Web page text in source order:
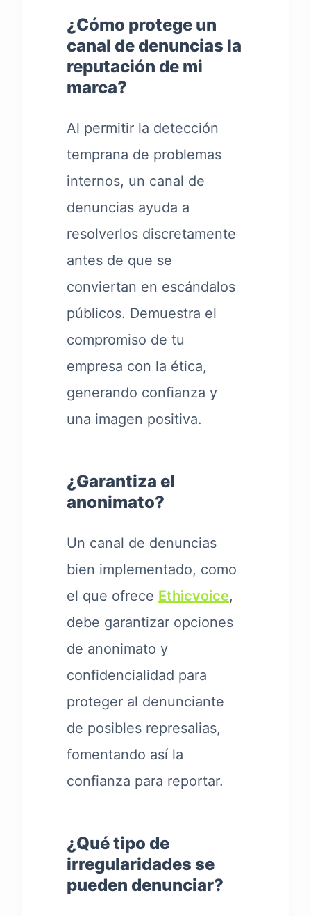
¿Cómo protege un
canal de denuncias la
reputación de mi
marca?
Al permitir la detección
temprana de problemas
internos, un canal de
denuncias ayuda a
resolverlos discretamente
antes de que se
conviertan en escándalos
públicos. Demuestra el
compromiso de tu
empresa con la ética,
generando confianza y
una imagen positiva.
¿Garantiza el
anonimato?
Un canal de denuncias
bien implementado, como
el que ofrece Ethicvoice,
debe garantizar opciones
de anonimato y
confidencialidad para
proteger al denunciante
de posibles represalias,
fomentando así la
confianza para reportar.
¿Qué tipo de
irregularidades se
pueden denunciar?